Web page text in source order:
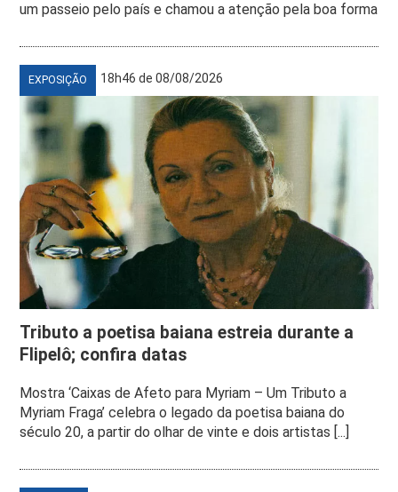
um passeio pelo país e chamou a atenção pela boa forma
EXPOSIÇÃO 18h46 de 08/08/2026
Tributo a poetisa baiana estreia durante a
Flipelô; confira datas
Mostra ‘Caixas de Afeto para Myriam – Um Tributo a
Myriam Fraga’ celebra o legado da poetisa baiana do
século 20, a partir do olhar de vinte e dois artistas [...]